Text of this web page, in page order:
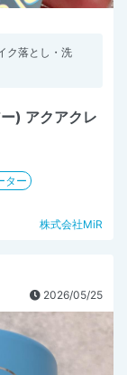
ク落とし・洗
) アクアクレ
ター
株式会社MiR
2026/05/25